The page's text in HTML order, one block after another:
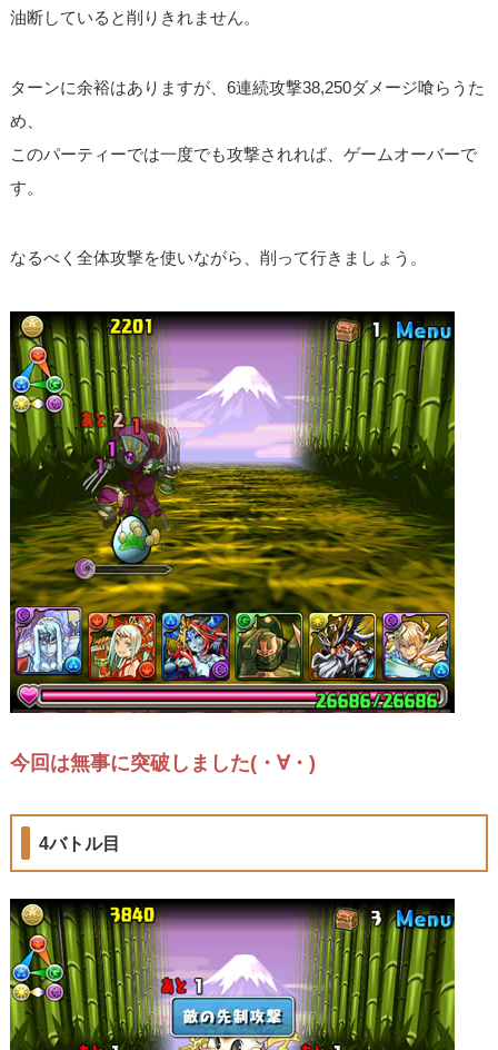
油断していると削りきれません。
ターンに余裕はありますが、6連続攻撃38,250ダメージ喰らうた
め、
このパーティーでは一度でも攻撃されれば、ゲームオーバーで
す。
なるべく全体攻撃を使いながら、削って行きましょう。
今回は無事に突破しました(・∀・)
4バトル目